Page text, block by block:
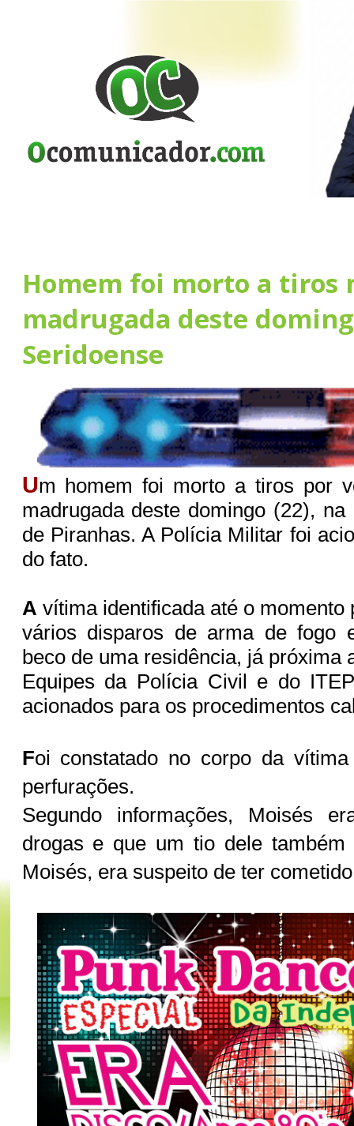
Homem foi morto a tiros
madrugada deste
Seridoense
Um homem foi morto a tiros por
madrugada deste domingo (22),
de Piranhas. A Polícia Militar foi
do fato.
A vítima identificada até o momento
vários disparos de arma de fogo
beco de uma residência, já próxima
Equipes da Polícia Civil e do
acionados para os procedimentos
Foi constatado no corpo da
perfurações.
Segundo informações, Moisés
drogas e que um tio dele
Moisés, era suspeito de ter